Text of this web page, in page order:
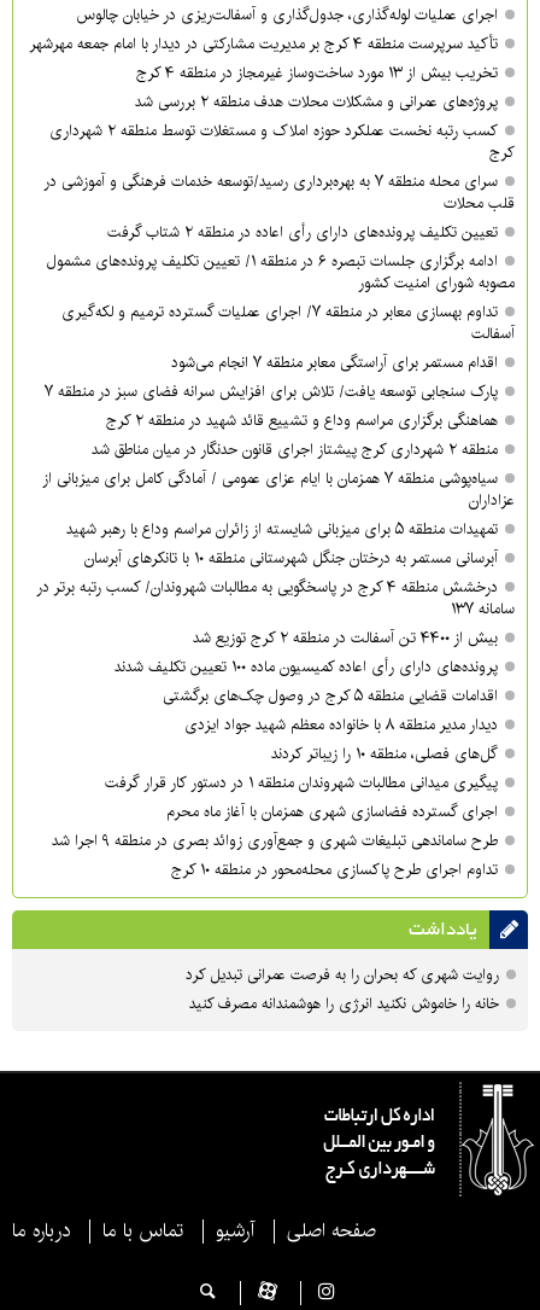
اجرای عملیات لوله‌گذاری، جدول‌گذاری و آسفالت‌ریزی در خیابان چالوس
تأکید سرپرست منطقه ۴ کرج بر مدیریت مشارکتی در دیدار با امام جمعه مهرشهر
تخریب بیش از ۱۳ مورد ساخت‌وساز غیرمجاز در منطقه ۴ کرج
پروژه‌های عمرانی و مشکلات محلات هدف منطقه ۲ بررسی شد
کسب رتبه نخست عملکرد حوزه املاک و مستغلات توسط منطقه ۲ شهرداری
کرج
سرای محله منطقه ۷ به بهره‌برداری رسید/توسعه خدمات فرهنگی و آموزشی در
قلب محلات
تعیین تکلیف پرونده‌های دارای رأی اعاده در منطقه ۲ شتاب گرفت
ادامه برگزاری جلسات تبصره ۶ در منطقه ۱/ تعیین تکلیف پرونده‌های مشمول
مصوبه شورای امنیت کشور
تداوم بهسازی معابر در منطقه ۷/ اجرای عملیات گسترده ترمیم و لکه‌گیری
آسفالت
اقدام مستمر برای آراستگی معابر منطقه ۷ انجام می‌شود
پارک سنجابی توسعه یافت/ تلاش برای افزایش سرانه فضای سبز در منطقه ۷
هماهنگی برگزاری مراسم وداع و تشییع قائد شهید در منطقه ۲ کرج
منطقه ۲ شهرداری کرج پیشتاز اجرای قانون حدنگار در میان مناطق شد
سیاه‌پوشی منطقه ۷ همزمان با ایام عزای عمومی / آمادگی کامل برای میزبانی از
عزاداران
تمهیدات منطقه ۵ برای میزبانی شایسته از زائران مراسم وداع با رهبر شهید
آبرسانی مستمر به درختان جنگل شهرستانی منطقه ۱۰ با تانکرهای آبرسان
درخشش منطقه ۴ کرج در پاسخگویی به مطالبات شهروندان/ کسب رتبه برتر در
سامانه ۱۳۷
بیش از ۴۴۰۰ تن آسفالت در منطقه ۲ کرج توزیع شد
پرونده‌های دارای رأی اعاده کمیسیون ماده ۱۰۰ تعیین تکلیف شدند
اقدامات قضایی منطقه ۵ کرج در وصول چک‌های برگشتی
دیدار مدیر منطقه ۸ با خانواده معظم شهید جواد ایزدی
گل‌های فصلی، منطقه ۱۰ را زیباتر کردند
پیگیری میدانی مطالبات شهروندان منطقه ۱ در دستور کار قرار گرفت
اجرای گسترده فضاسازی شهری همزمان با آغاز ماه محرم
طرح ساماندهی تبلیغات شهری و جمع‌آوری زوائد بصری در منطقه ۹ اجرا شد
تداوم اجرای طرح پاکسازی محله‌محور در منطقه ۱۰ کرج
یادداشت
روایت شهری که بحران را به فرصت عمرانی تبدیل کرد
خانه را خاموش نکنید انرژی را هوشمندانه مصرف کنید
صفحه اصلی آرشیو تماس با ما درباره ما